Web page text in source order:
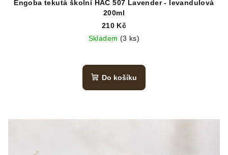
Engoba tekutá školní HAC 507 Lavender - levandulová
200ml
210 Kč
Skladem (3 ks)
Do košíku